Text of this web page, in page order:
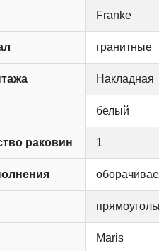
Franke
гранитные
Накладная
белый
раковин 1
Maris